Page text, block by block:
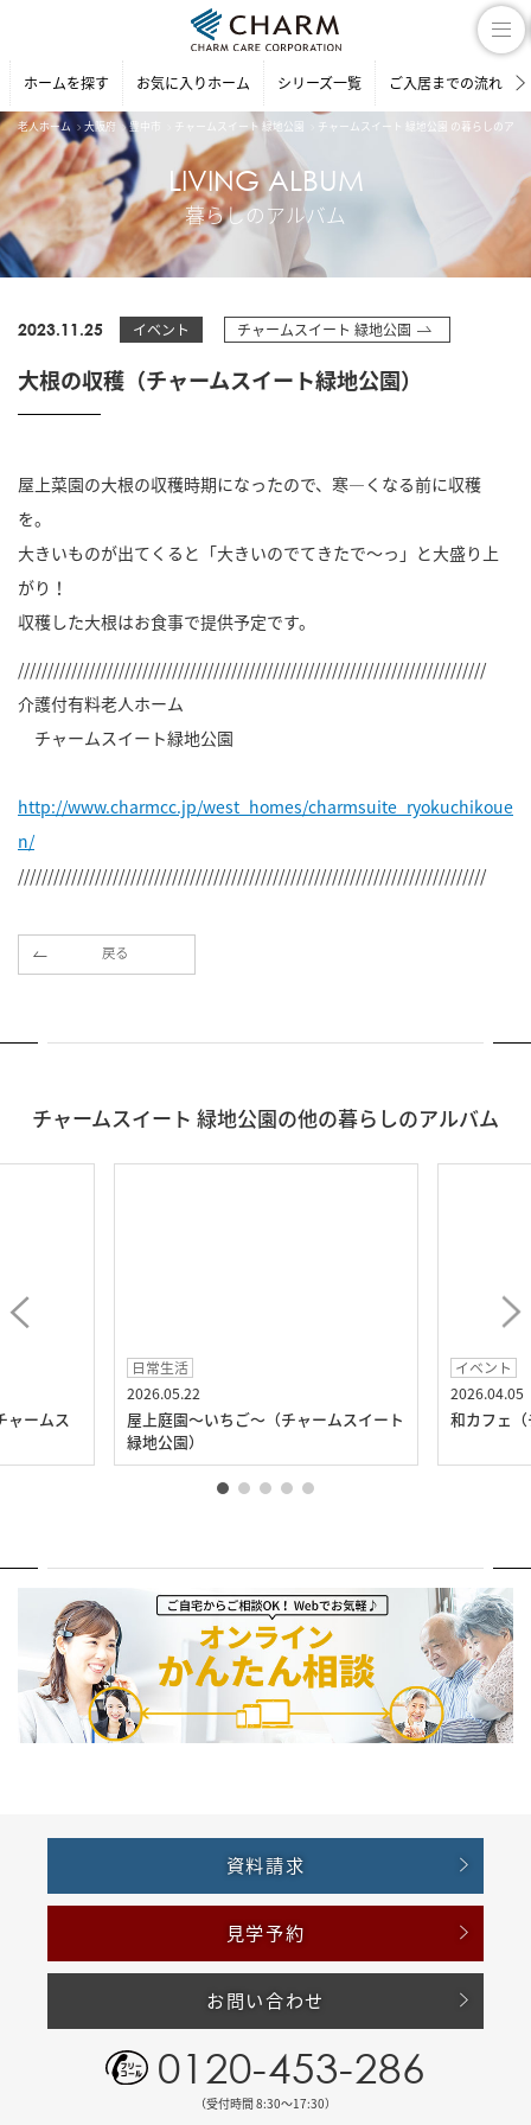
ホームを探す お気に入りホーム シリーズ一覧 ご入居までの流れ
老人ホーム 大阪府 豊中市 チャームスイート 緑地公園 チャームスイート 緑地公園 の暮らしのアル
LIVING ALBUM
暮らしのアルバム
2023.11.25 イベント チャームスイート 緑地公園
大根の収穫（チャームスイート緑地公園）
屋上菜園の大根の収穫時期になったので、寒―くなる前に収穫
を。
大きいものが出てくると「大きいのでてきたで～っ」と大盛り上
がり！
収穫した大根はお食事で提供予定です。
///////////////////////////////////////////////////////////////////////////////
介護付有料老人ホーム
チャームスイート緑地公園
http://www.charmcc.jp/west_homes/charmsuite_ryokuchikoue
n/
///////////////////////////////////////////////////////////////////////////////
戻る
チャームスイート 緑地公園の他の暮らしのアルバム
ャームス
日常生活
2026.05.22
屋上庭園～いちご～（チャームスイート
緑地公園）
イベント
2026.04.05
和カフェ
資料請求
見学予約
お問い合わせ
0120-453-286
（受付時間 8:30〜17:30）